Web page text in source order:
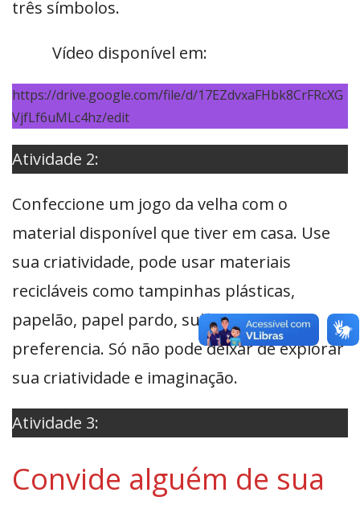
três símbolos.
Vídeo disponível em:
https://drive.google.com/file/d/17EZdvxaFHbk8CrFRcXG
VjfLf6uMLc4hz/edit
Atividade 2:
Confeccione um jogo da velha com o
material disponível que tiver em casa. Use
sua criatividade, pode usar materiais
recicláveis como tampinhas plásticas,
papelão, papel pardo, sulfite ou da sua
preferencia. Só não pode deixar de explorar
sua criatividade e imaginação.
Atividade 3:
Convide alguém de sua